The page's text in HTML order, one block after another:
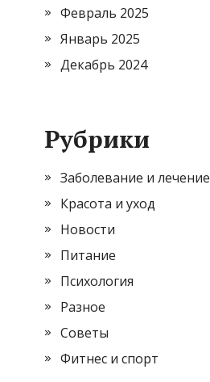
Февраль 2025
Январь 2025
Декабрь 2024
Рубрики
Заболевание и лечение
Красота и уход
Новости
Питание
Психология
Разное
Советы
Фитнес и спорт